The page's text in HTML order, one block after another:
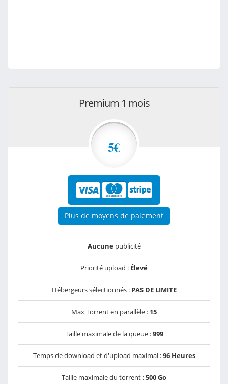
Premium 1 mois
5€
Plus de moyens de paiement
Aucunepublicité
Priorité upload : Élevé
Hébergeurs sélectionnés : PAS DE LIMITE
Max Torrent en parallèle : 15
Taille maximale de la queue :999
Temps de download et d'upload maximal :96 Heures
Taille maximale du torrent :500 Go